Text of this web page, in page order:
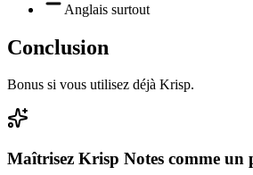
Anglais surtout
Conclusion
Bonus si vous utilisez déjà Krisp.
Maîtrisez Krisp Notes comme un